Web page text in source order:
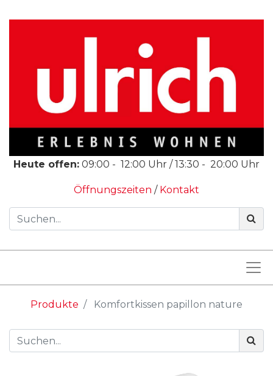
Heute offen: 09:00 - 12:00 Uhr /13:30 - 20:00 Uhr
Öffnungszeiten / Kontakt
Produkte Komfortkissen papillon nature